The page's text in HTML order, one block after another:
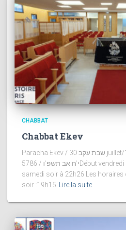
CHABBAT
Chabbat Ekev
Paracha Ekev / שבת עקב 30 juillet/1 Août 2026 – 18 Av
5786 / י’ח אב תשפ’וDébut vendredi soir à 21h12 – Fin
samedi soir à 22h26 Les horaires
soir :19h15 Lire la suite